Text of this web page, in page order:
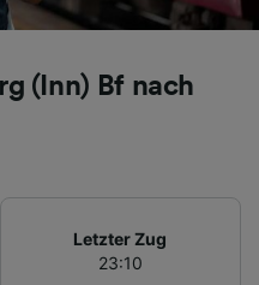
(Inn) Bf nach
Letzter Zug
23:10